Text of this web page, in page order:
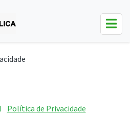
Política de Privacidade